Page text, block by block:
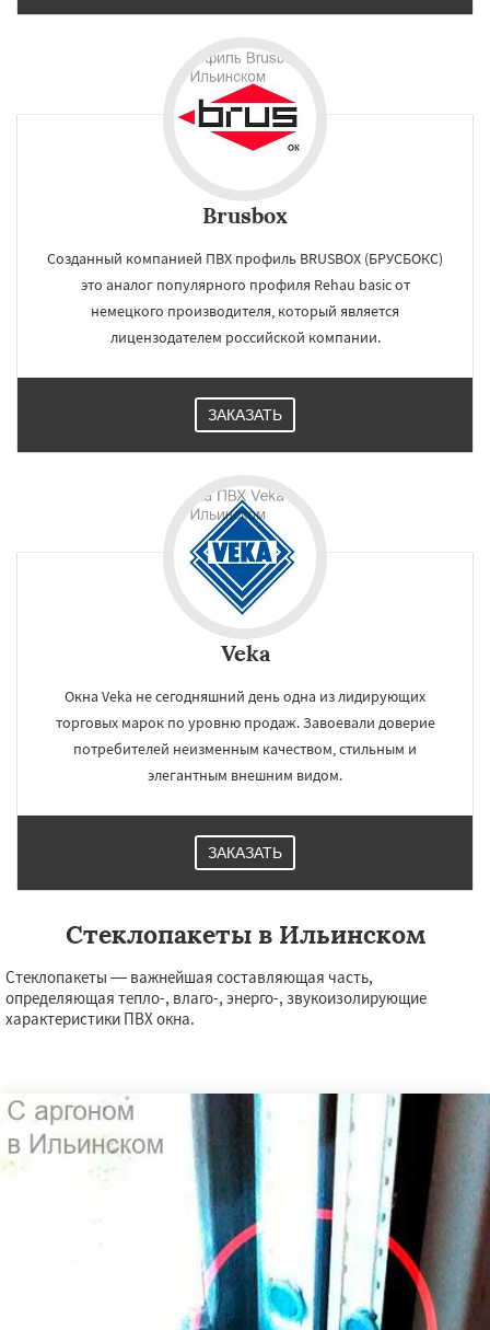
Brusbox
Созданный компанией ПВХ профиль BRUSBOX (БРУСБОКС)
это аналог популярного профиля Rehau basic от
немецкого производителя, который является
лицензодателем российской компании.
ЗАКАЗАТЬ
Veka
Окна Veka не сегодняшний день одна из лидирующих
торговых марок по уровню продаж. Завоевали доверие
потребителей неизменным качеством, стильным и
элегантным внешним видом.
ЗАКАЗАТЬ
Стеклопакеты в Ильинском
Стеклопакеты — важнейшая составляющая часть,
определяющая тепло-, влаго-, энерго-, звукоизолирующие
характеристики ПВХ окна.